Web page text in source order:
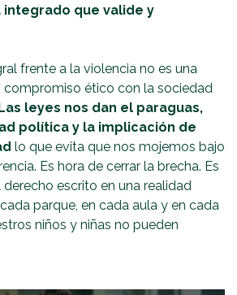
que valide y
frente a la violencia no es una
compromiso ético con la sociedad
Las leyes nos dan el paraguas,
política y la implicación de
lo que evita que nos mojemos bajo
Es hora de cerrar la brecha. Es
escrito en una realidad
parque, en cada aula y en cada
niños y niñas no pueden